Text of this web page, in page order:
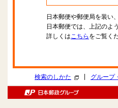
日本郵便や郵便局を装い
日本郵便では、上記のよ
詳しくはこちら をご覧く
検索のしかた グループ